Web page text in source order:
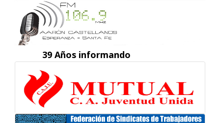
39 Años informando